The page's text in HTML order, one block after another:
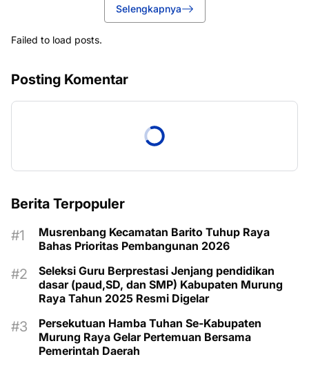
Selengkapnya
Failed to load posts.
Posting Komentar
Berita Terpopuler
Musrenbang Kecamatan Barito Tuhup Raya
Bahas Prioritas Pembangunan 2026
Seleksi Guru Berprestasi Jenjang pendidikan
dasar (paud,SD, dan SMP) Kabupaten Murung
Raya Tahun 2025 Resmi Digelar
Persekutuan Hamba Tuhan Se-Kabupaten
Murung Raya Gelar Pertemuan Bersama
Pemerintah Daerah